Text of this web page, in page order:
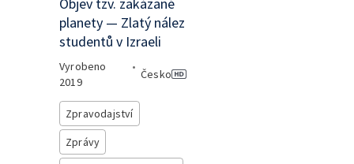
planety — Zlatý nález
studentů v Izraeli
Vyrobeno
2019
•
Česko
Zpravodajství
Zprávy